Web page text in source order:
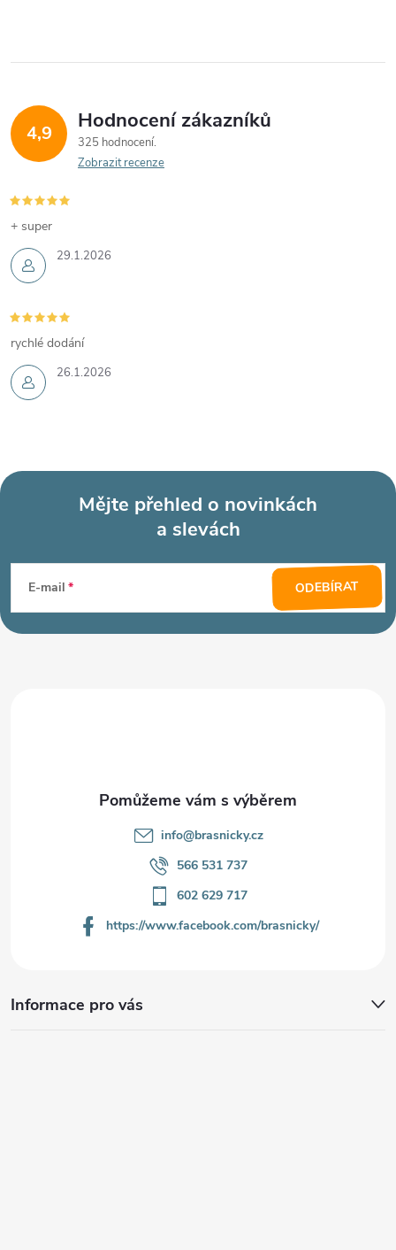
4,9 Hodnocení zákazníků
325 hodnocení
Zobrazit recenze
29.1.2026
+ super
26.1.2026
rychlé dodání
p
Mějte přehled o novinkách
a slevách
E-mail ODEBÍRAT
info@brasnicky.cz
566 531 737
602 629 717
https://www.facebook.com/brasnicky/
Informace pro vás